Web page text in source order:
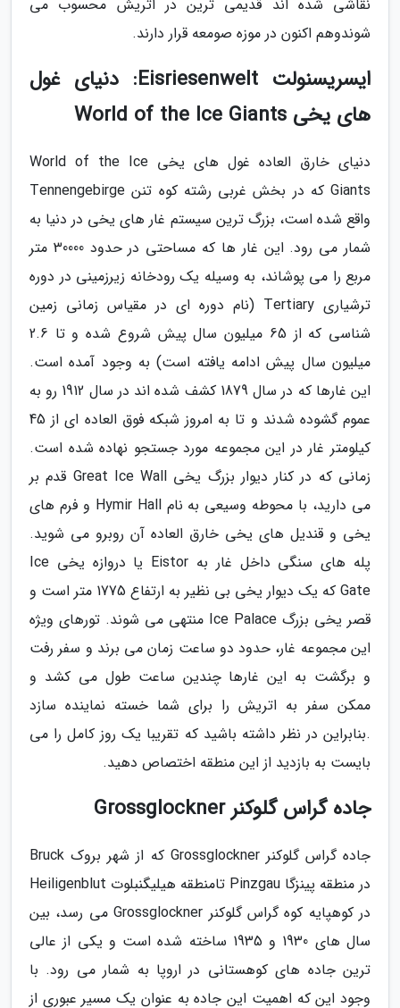
نقاشی شده اند قدیمی ترین در اتریش محسوب می
شوندوهم اکنون در موزه صومعه قرار دارند.
ایسریسنولت Eisriesenwelt: دنیای غول
های یخی World of the Ice Giants
دنیای خارق العاده غول های یخی World of the Ice
Giants که در بخش غربی رشته کوه تنن Tennengebirge
واقع شده است، بزرگ ترین سیستم غار های یخی در دنیا به
شمار می رود. این غار ها که مساحتی در حدود 30000 متر
مربع را می پوشاند، به وسیله یک رودخانه زیرزمینی در دوره
ترشیاری Tertiary (نام دوره ای در مقیاس زمانی زمین
شناسی که از 65 میلیون سال پیش شروع شده و تا 2.6
میلیون سال پیش ادامه یافته است) به وجود آمده است.
این غارها که در سال 1879 کشف شده اند در سال 1912 رو به
عموم گشوده شدند و تا به امروز شبکه فوق العاده ای از 45
کیلومتر غار در این مجموعه مورد جستجو نهاده شده است.
زمانی که در کنار دیوار بزرگ یخی Great Ice Wall قدم بر
می دارید، با محوطه وسیعی به نام Hymir Hall و فرم های
یخی و قندیل های یخی خارق العاده آن روبرو می شوید.
پله های سنگی داخل غار به Eistor یا دروازه یخی Ice
Gate که یک دیوار یخی بی نظیر به ارتفاع 1775 متر است و
قصر یخی بزرگ Ice Palace منتهی می شوند. تورهای ویژه
این مجموعه غار، حدود دو ساعت زمان می برند و سفر رفت
و برگشت به این غارها چندین ساعت طول می کشد و
ممکن سفر به اتریش را برای شما خسته نماینده سازد
.بنابراین در نظر داشته باشید که تقریبا یک روز کامل را می
بایست به بازدید از این منطقه اختصاص دهید.
جاده گراس گلوکنر Grossglockner
جاده گراس گلوکنر Grossglockner که از شهر بروک Bruck
در منطقه پینزگا Pinzgau تامنطقه هیلیگنبلوت Heiligenblut
در کوهپایه کوه گراس گلوکنر Grossglockner می رسد، بین
سال های 1930 و 1935 ساخته شده است و یکی از عالی
ترین جاده های کوهستانی در اروپا به شمار می رود. با
وجود این که اهمیت این جاده به عنوان یک مسیر عبوری از